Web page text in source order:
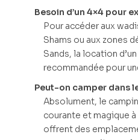
Besoin d’un 4×4 pour
Pour accéder aux
Shams ou aux zones
Sands, la location
recommandée pour
Peut-on camper dans
Absolument, le
courante et magique à
offrent des